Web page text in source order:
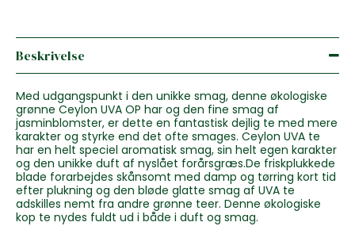
Beskrivelse
Med udgangspunkt i den unikke smag, denne økologiske
grønne Ceylon UVA OP har og den fine smag af
jasminblomster, er dette en fantastisk dejlig te med mere
karakter og styrke end det ofte smages. Ceylon UVA te
har en helt speciel aromatisk smag, sin helt egen karakter
og den unikke duft af nyslået forårsgræs.De friskplukkede
blade forarbejdes skånsomt med damp og tørring kort tid
efter plukning og den bløde glatte smag af UVA te
adskilles nemt fra andre grønne teer. Denne økologiske
kop te nydes fuldt ud i både i duft og smag.